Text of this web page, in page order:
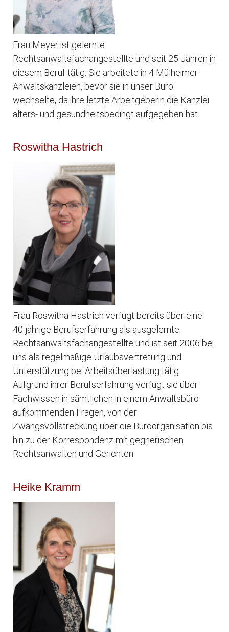
Frau Meyer ist gelernte
Rechtsanwaltsfachangestellte und seit 25 Jahren in
diesem Beruf tätig. Sie arbeitete in 4 Mülheimer
Anwaltskanzleien, bevor sie in unser Büro
wechselte, da ihre letzte Arbeitgeberin die Kanzlei
alters- und gesundheitsbedingt aufgegeben hat.
Roswitha Hastrich
Frau Roswitha Hastrich verfügt bereits über eine
40-jährige Berufserfahrung als ausgelernte
Rechtsanwaltsfachangestellte und ist seit 2006 bei
uns als regelmäßige Urlaubsvertretung und
Unterstützung bei Arbeitsüberlastung tätig.
Aufgrund ihrer Berufserfahrung verfügt sie über
Fachwissen in sämtlichen in einem Anwaltsbüro
aufkommenden Fragen, von der
Zwangsvollstreckung über die Büroorganisation bis
hin zu der Korrespondenz mit gegnerischen
Rechtsanwälten und Gerichten.
Heike Kramm